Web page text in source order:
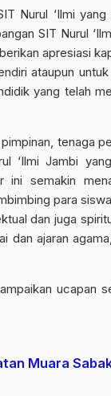
Nurul ‘Ilmi yang
SIT Nurul
apresiasi
ataupun
yang telah
tenaga
‘Ilmi Jambi
ini semakin
para
dan juga
dan ajaran
ucapan
Muara